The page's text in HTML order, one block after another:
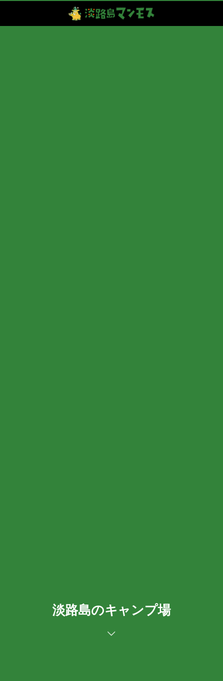
淡路島のキャンプ場